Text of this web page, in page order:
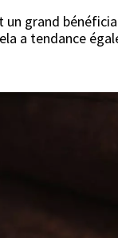
un grand
a tendance